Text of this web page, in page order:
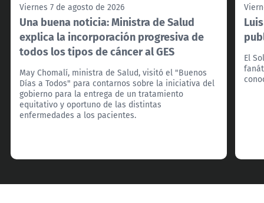
Viernes 7 de agosto de 2026
Una buena noticia: Ministra de Salud
explica la incorporación progresiva de
todos los tipos de cáncer al GES
May Chomalí, ministra de Salud, visitó el "Buenos
Días a Todos" para contarnos sobre la iniciativa del
gobierno para la entrega de un tratamiento
equitativo y oportuno de las distintas
enfermedades a los pacientes.
El